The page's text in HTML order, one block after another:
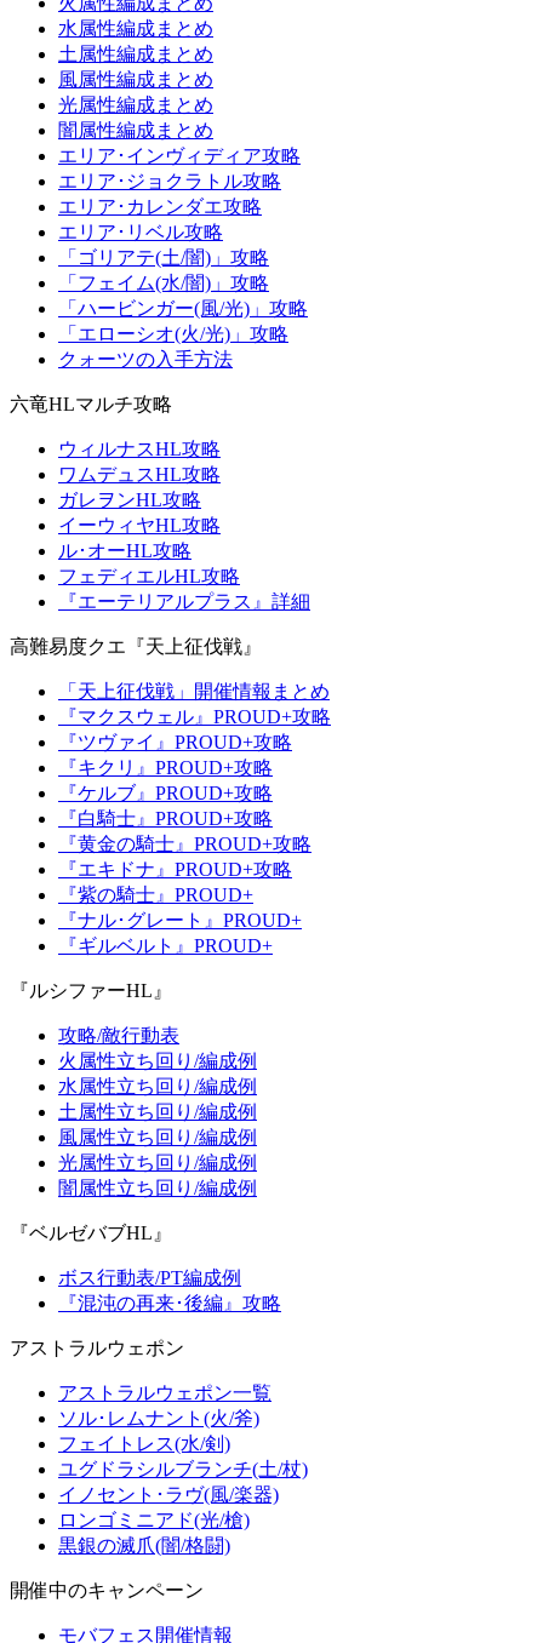
水属性編成まとめ
土属性編成まとめ
風属性編成まとめ
光属性編成まとめ
闇属性編成まとめ
エリア･インヴィディア攻略
エリア･ジョクラトル攻略
エリア･カレンダエ攻略
エリア･リベル攻略
「ゴリアテ(土/闇)」攻略
「フェイム(水/闇)」攻略
「ハービンガー(風/光)」攻略
「エローシオ(火/光)」攻略
クォーツの入手方法
六竜HLマルチ攻略
ウィルナスHL攻略
ワムデュスHL攻略
ガレヲンHL攻略
イーウィヤHL攻略
ル･オーHL攻略
フェディエルHL攻略
『エーテリアルプラス』詳細
高難易度クエ『天上征伐戦』
「天上征伐戦」開催情報まとめ
『マクスウェル』PROUD+攻略
『ツヴァイ』PROUD+攻略
『キクリ』PROUD+攻略
『ケルブ』PROUD+攻略
『白騎士』PROUD+攻略
『黄金の騎士』PROUD+攻略
『エキドナ』PROUD+攻略
『紫の騎士』PROUD+
『ナル･グレート』PROUD+
『ギルベルト』PROUD+
『ルシファーHL』
攻略/敵行動表
火属性立ち回り/編成例
水属性立ち回り/編成例
土属性立ち回り/編成例
風属性立ち回り/編成例
光属性立ち回り/編成例
闇属性立ち回り/編成例
『ベルゼバブHL』
ボス行動表/PT編成例
『混沌の再来･後編』攻略
アストラルウェポン
アストラルウェポン一覧
ソル･レムナント(火/斧)
フェイトレス(水/剣)
ユグドラシルブランチ(土/杖)
イノセント･ラヴ(風/楽器)
ロンゴミニアド(光/槍)
黒銀の滅爪(闇/格闘)
開催中のキャンペーン
モバフェス開催情報